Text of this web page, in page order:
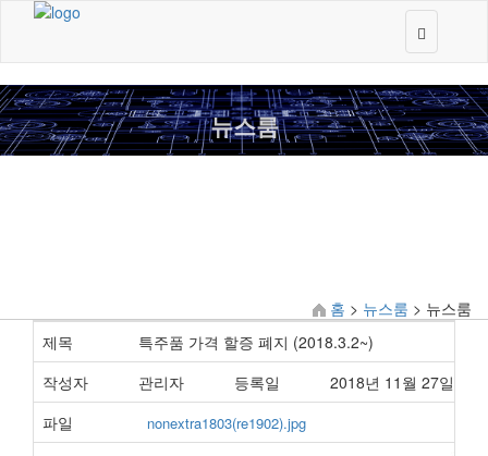
Toggle
navigation
뉴스룸
홈 > 뉴스룸 > 뉴스룸
제목
특주품 가격 할증 폐지 (2018.3.2~)
작성자
관리자 등록일
2018년 11월 27일 22
파일
nonextra1803(re1902).jpg